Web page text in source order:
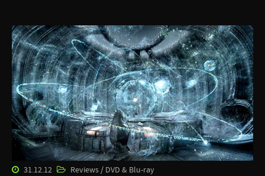
31.12.12 Reviews / DVD & Blu-ray